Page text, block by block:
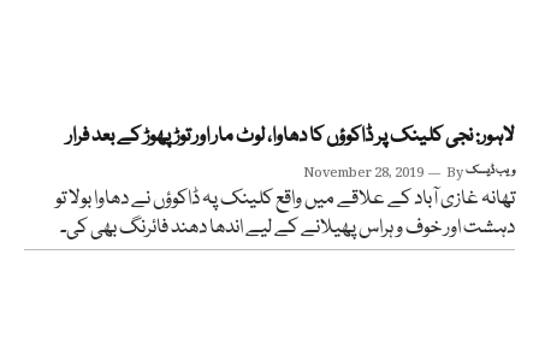
لاہور: نجی کلینک پر ڈاکوؤں کا دھاوا، لوٹ مار اور توڑ پھوڑ کے بعد فرار
November 28, 2019 Byویب ڈیسک
تھانہ غازی آباد کے علاقے میں واقع کلینک پہ ڈاکوؤں نے دھاوا بولا تو
دہشت اور خوف و ہراس پھیلانے کے لیے اندھا دھند فائرنگ بھی کی۔